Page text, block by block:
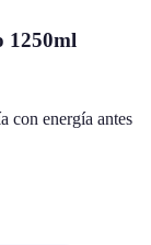
1250ml
con energía antes